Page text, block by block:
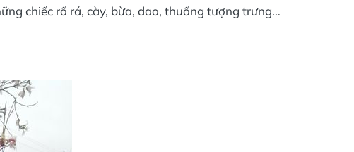
chiếc rổ rá, cày, bừa, dao, thuổng tượng trưng…